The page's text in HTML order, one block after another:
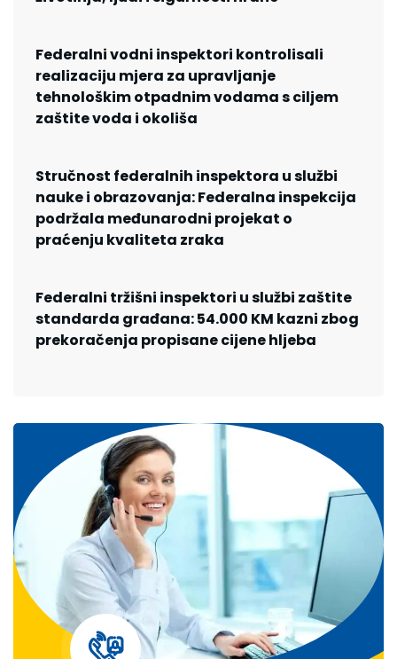
Federalni vodni inspektori kontrolisali
realizaciju mjera za upravljanje
tehnološkim otpadnim vodama s ciljem
zaštite voda i okoliša
Stručnost federalnih inspektora u službi
nauke i obrazovanja: Federalna inspekcija
podržala međunarodni projekat o
praćenju kvaliteta zraka
Federalni tržišni inspektori u službi zaštite
standarda građana: 54.000 KM kazni zbog
prekoračenja propisane cijene hljeba